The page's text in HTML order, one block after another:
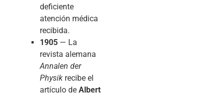
deficiente
atención médica
recibida.
1905 — La
revista alemana
Annalen der
Physik recibe el
artículo de Albert